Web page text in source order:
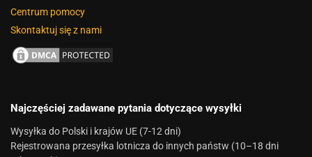
Centrum pomocy
Skontaktuj się z nami
Najczęściej zadawane pytania dotyczące wysyłki
Wysyłka do Polski i krajów UE (7-12 dni)
Rejestrowana przesyłka lotnicza do innych państw (10–18 dni